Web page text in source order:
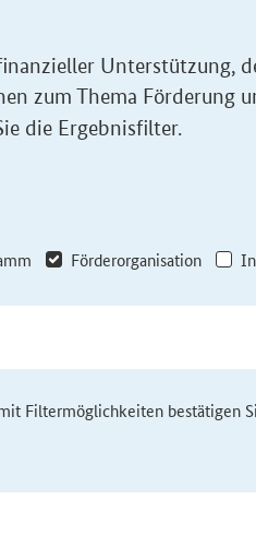
Unterstützung,
zum Thema Förderung
die Ergebnisfilter.
Förderorganisation
Filtermöglichkeiten bestätigen